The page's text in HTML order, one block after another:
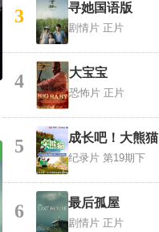
3 寻她国语版
剧情片 正片
4 大宝宝
恐怖片 正片
5 成长吧！大熊猫
纪录片 第19期下
6 最后孤屋
剧情片 正片